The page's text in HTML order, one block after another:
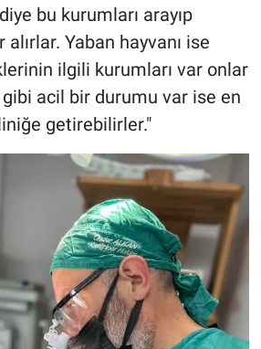
bu kurumları arayıp
Yaban hayvanı ise
ilgili kurumları var onlar
gibi acil bir durumu var ise en
getirebilirler."